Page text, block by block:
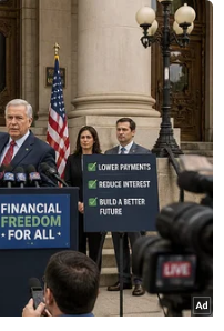
sơ cứu sau khi bị bắn.